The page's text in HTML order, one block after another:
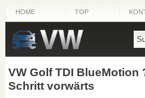
HOME TOP
VW Golf TDI BlueMotion
Schritt vorwärts